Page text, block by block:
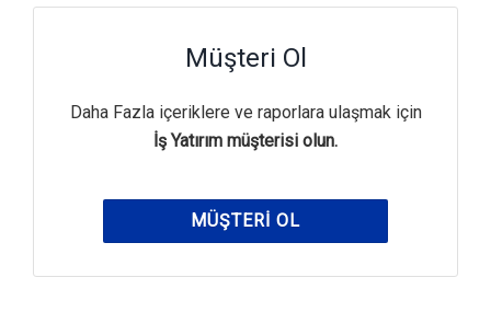
Müşteri Ol
Daha Fazla içeriklere ve raporlara ulaşmak için
İş Yatırım müşterisi olun.
MÜŞTERI OL